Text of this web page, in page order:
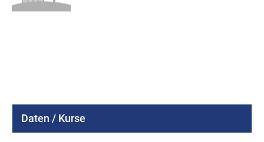
Daten / Kurse